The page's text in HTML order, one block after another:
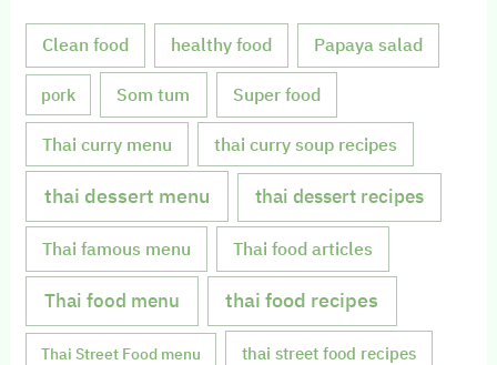
Clean food healthy food Papaya salad
pork Som tum Super food
Thai curry menu thai curry soup recipes
thai dessert menu thai dessert recipes
Thai famous menu Thai food articles
Thai food menu thai food recipes
Thai Street Food menu thai street food recipes